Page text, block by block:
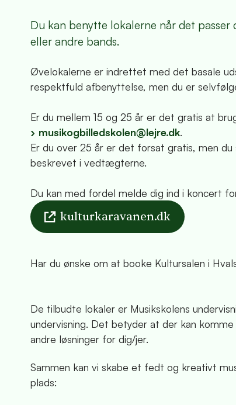
Du kan benytte lokalerne når det
eller andre bands.
Øvelokalerne er indrettet med det basale
respektfuld afbenyttelse, men du er
Er du mellem 15 og 25 år er det gratis at
musikogbilledskolen@lejre.dk.
Er du over 25 år er det forsat gratis, men
beskrevet i vedtægterne.
Du kan med fordel melde dig ind i koncert
kulturkaravanen.dk
Har du ønske om at booke Kultursalen i
De tilbudte lokaler er Musikskolens
undervisning. Det betyder at der kan
andre løsninger for dig/jer.
Sammen kan vi skabe et fedt og kreativt
plads: